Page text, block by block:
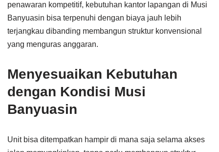
penawaran kompetitif, kebutuhan kantor lapangan di Musi
Banyuasin bisa terpenuhi dengan biaya jauh lebih
terjangkau dibanding membangun struktur konvensional
yang menguras anggaran.
Menyesuaikan Kebutuhan
dengan Kondisi Musi
Banyuasin
Unit bisa ditempatkan hampir di mana saja selama akses